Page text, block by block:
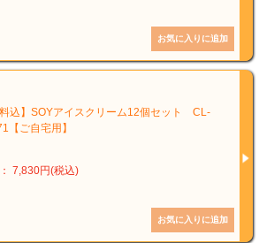
料込】SOYアイスクリーム12個セット CL-
【ご自宅用】
7,830円(税込)